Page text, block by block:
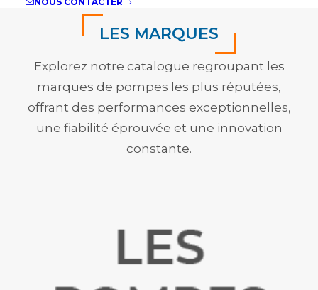
LES MARQUES
Explorez notre catalogue regroupant les
marques de pompes les plus réputées,
offrant des performances exceptionnelles,
une fiabilité éprouvée et une innovation
constante.